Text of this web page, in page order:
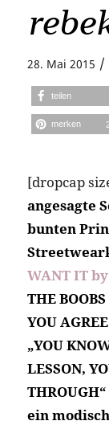
28. Mai 2015 /
teilen
merken
[dropcap
angesagte
bunten
WANT IT
THE
YOU
„YOU
LESSON,
ein